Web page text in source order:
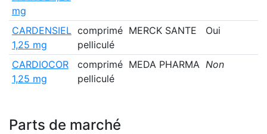
mg
CARDENSIEL
1,25 mg
comprimé
pelliculé
MERCK SANTE Oui
CARDIOCOR
1,25 mg
comprimé
pelliculé
MEDA PHARMA Non
Parts de marché